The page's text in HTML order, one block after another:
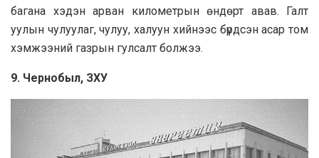
багана хэдэн арван километрын өндөрт авав. Галт
уулын чулуулаг, чулуу, халуун хийнээс бүрдсэн асар том
хэмжээний газрын гулсалт болжээ.
9. Чернобыл, ЗХУ